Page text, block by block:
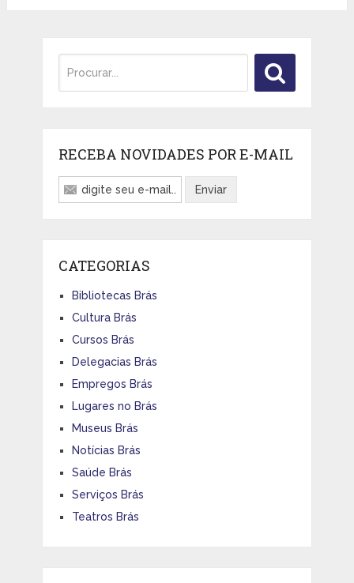
RECEBA NOVIDADES POR E-MAIL
CATEGORIAS
Bibliotecas Brás
Cultura Brás
Cursos Brás
Delegacias Brás
Empregos Brás
Lugares no Brás
Museus Brás
Notícias Brás
Saúde Brás
Serviços Brás
Teatros Brás